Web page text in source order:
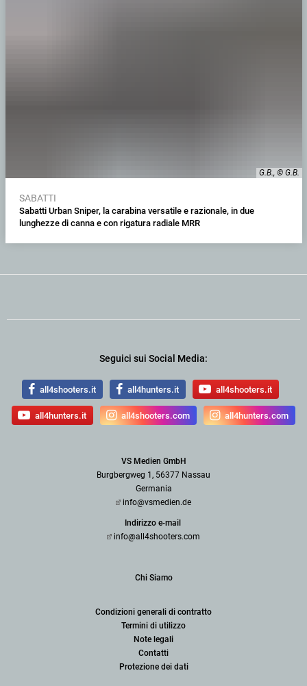
G.B., © G.B.
SABATTI
Sabatti Urban Sniper, la carabina versatile e razionale, in due
lunghezze di canna e con rigatura radiale MRR
Seguici sui Social Media:
all4shooters.it all4hunters.it all4shooters.it
all4hunters.it all4shooters.com all4hunters.com
VS Medien GmbH
Burgbergweg 1, 56377 Nassau
Germania
info@vsmedien.de
Indirizzo e-mail
info@all4shooters.com
Chi Siamo
Condizioni generali di contratto
Termini di utilizzo
Note legali
Contatti
Protezione dei dati